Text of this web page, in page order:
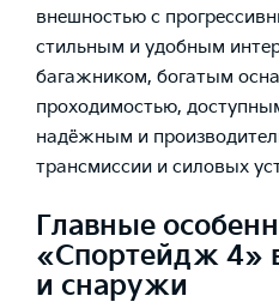
внешностью с
стильным и удобным
багажником, богатым
проходимостью,
надёжным и
трансмиссии и силовых
Главные
«Спортейдж 4»
и снаружи